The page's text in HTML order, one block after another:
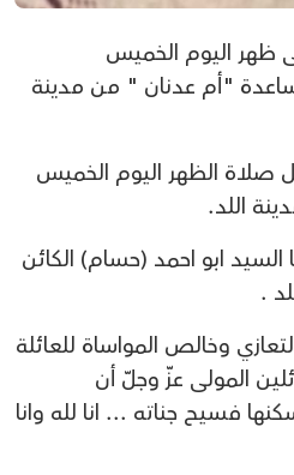
ظهر اليوم الخميس
امال مساعدة "أم عدنان " من مدينة
صلاة الظهر اليوم الخميس
اللد.
السيد ابو احمد (حسام) الكائن
بأحر التعازي وخالص المواساة للعائلة
المولى عزّ وجلّ أن
فسيح جناته ... انا لله وانا